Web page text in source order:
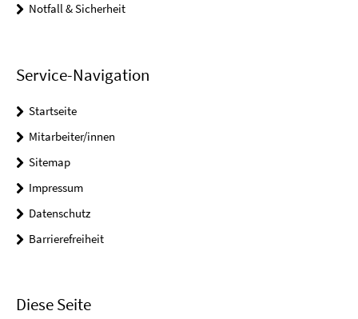
Notfall & Sicherheit
Service-Navigation
Startseite
Mitarbeiter/innen
Sitemap
Impressum
Datenschutz
Barrierefreiheit
Diese Seite